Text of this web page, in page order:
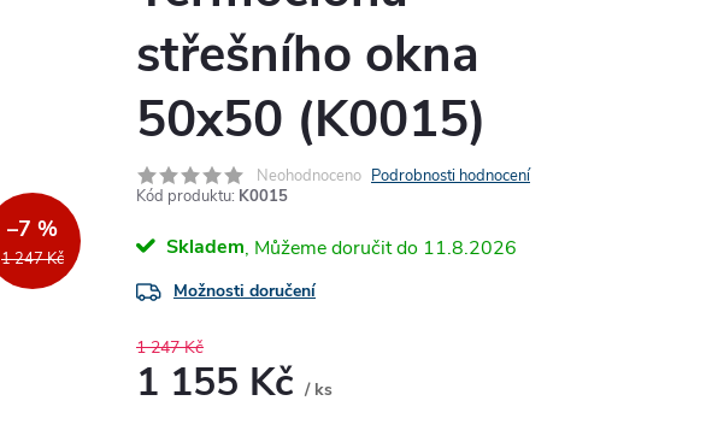
1 247 Kč
–7 %
střešního okna
50x50 (K0015)
Neohodnoceno Podrobnosti hodnocení
Kód produktu: K0015
Skladem 11.8.2026
Možnosti doručení
1 247 Kč
1 155 Kč / ks